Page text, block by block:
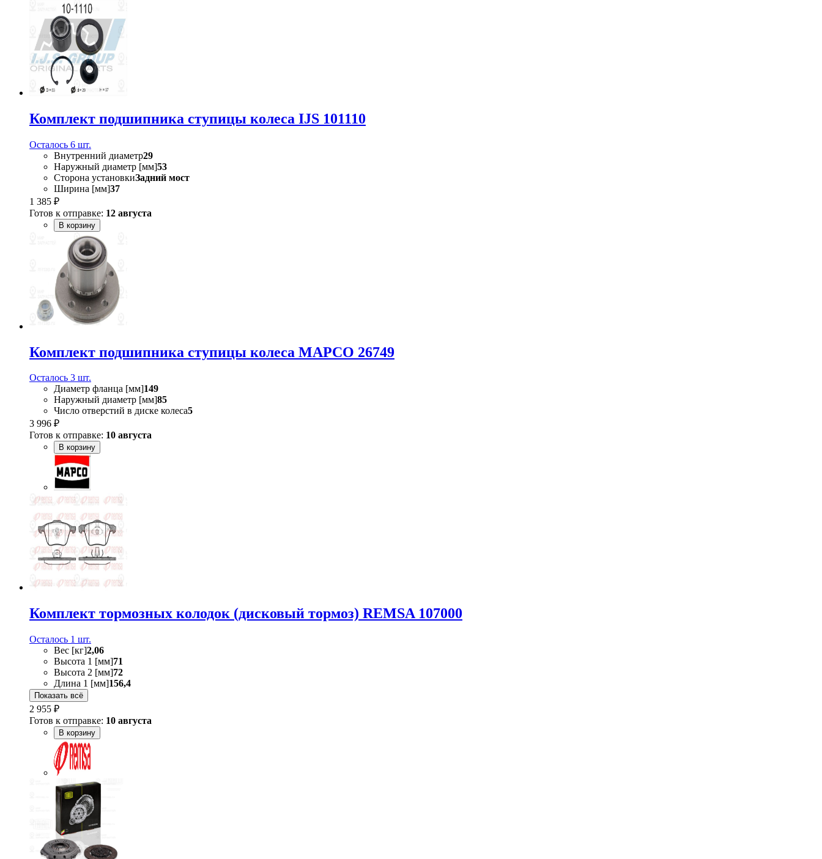
Комплект подшипника ступицы колеса IJS 101110
Осталось 6 шт.
Внутренний диаметр29
Наружный диаметр [мм]53
Сторона установкиЗадний мост
Ширина [мм]37
1 385 ₽
Готов к отправке: 12 августа
В корзину
Комплект подшипника ступицы колеса MAPCO 26749
Осталось 3 шт.
Диаметр фланца [мм]149
Наружный диаметр [мм]85
Число отверстий в диске колеса5
3 996 ₽
Готов к отправке: 10 августа
В корзину
Комплект тормозных колодок (дисковый тормоз) REMSA 107000
Осталось 1 шт.
Вес [кг]2,06
Высота 1 [мм]71
Высота 2 [мм]72
Длина 1 [мм]156,4
Показать всё
2 955 ₽
Готов к отправке: 10 августа
В корзину